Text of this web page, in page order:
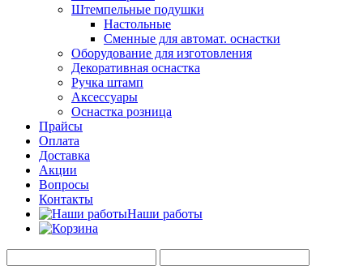
Штемпельные подушки
Настольные
Сменные для автомат. оснастки
Оборудование для изготовления
Декоративная оснастка
Ручка штамп
Аксессуары
Оснастка розница
Прайсы
Оплата
Доставка
Акции
Вопросы
Контакты
Наши работы